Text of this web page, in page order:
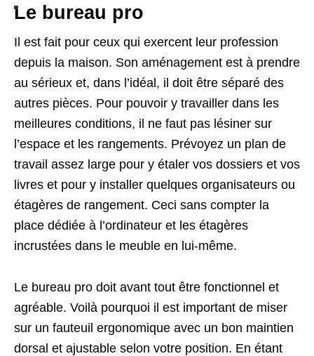
Le bureau pro
Il est fait pour ceux qui exercent leur profession
depuis la maison. Son aménagement est à prendre
au sérieux et, dans l’idéal, il doit être séparé des
autres pièces. Pour pouvoir y travailler dans les
meilleures conditions, il ne faut pas lésiner sur
l’espace et les rangements. Prévoyez un plan de
travail assez large pour y étaler vos dossiers et vos
livres et pour y installer quelques organisateurs ou
étagères de rangement. Ceci sans compter la
place dédiée à l’ordinateur et les étagères
incrustées dans le meuble en lui-même.
Le bureau pro doit avant tout être fonctionnel et
agréable. Voilà pourquoi il est important de miser
sur un fauteuil ergonomique avec un bon maintien
dorsal et ajustable selon votre position. En étant